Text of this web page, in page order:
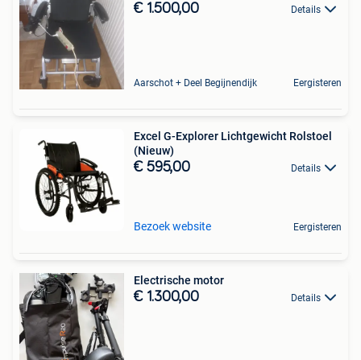
€ 1.500,00 Details
Aarschot + Deel Begijnendijk Eergisteren
Excel G-Explorer Lichtgewicht Rolstoel
(Nieuw)
€ 595,00 Details
Bezoek website Eergisteren
Electrische motor
€ 1.300,00 Details